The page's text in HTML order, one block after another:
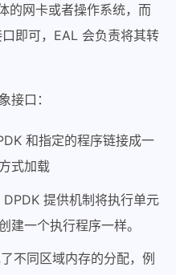
的网卡或者操作系统，而
即可，EAL 会负责将其转
接口：
和指定的程序链接成一
式加载
提供机制将执行单元
建一个执行程序一样。
不同区域内存的分配，例